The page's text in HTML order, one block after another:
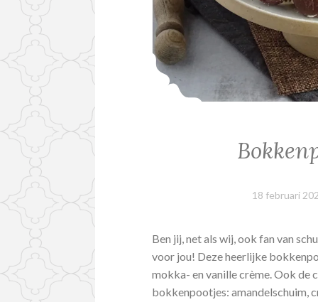
18 februari
Ben jij, net als wij, ook fan van
voor jou! Deze heerlijke
mokka- en vanille crème. Ook de
bokkenpootjes: amandelschuim,